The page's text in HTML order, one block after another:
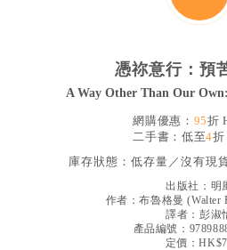
哲學／宗教比較
文藝／勵志
精選影音
憑祢意行：預
A Way Other Than Our
網購優惠： 95折
二手書：低至4
庫存狀態： 低存量／沒有現
出版社： 明
作者：布魯格曼 (Walter
譯者： 彭淑
產品編號：
定價：